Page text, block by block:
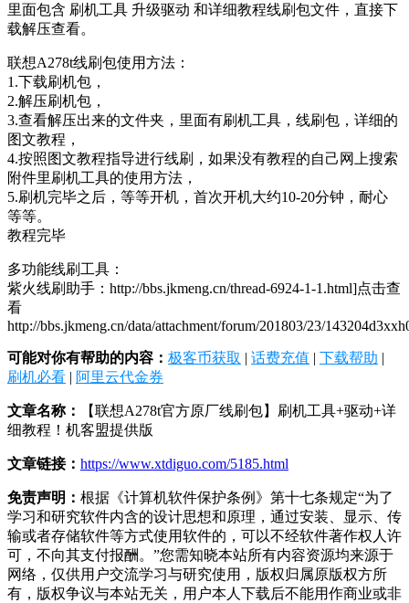
里面包含 刷机工具 升级驱动 和详细教程线刷包文件，直接下
载解压查看。
联想A278t线刷包使用方法：
1.下载刷机包，
2.解压刷机包，
3.查看解压出来的文件夹，里面有刷机工具，线刷包，详细的
图文教程，
4.按照图文教程指导进行线刷，如果没有教程的自己网上搜索
附件里刷机工具的使用方法，
5.刷机完毕之后，等等开机，首次开机大约10-20分钟，耐心
等等。
教程完毕
多功能线刷工具：
紫火线刷助手：http://bbs.jkmeng.cn/thread-6924-1-1.html]点击查
看
http://bbs.jkmeng.cn/data/attachment/forum/201803/23/
可能对你有帮助的内容： 极客币获取 | 话费充值 | 下载帮助 |
刷机必看 | 阿里云代金券
文章名称：
【联想A278t官方原厂线刷包】刷机工具+驱动+详
细教程！机客盟提供版
文章链接： https://www.xtdiguo.com/5185.html
免责声明： 根据《计算机软件保护条例》第十七条规定“为了
学习和研究软件内含的设计思想和原理，通过安装、显示、传
输或者存储软件等方式使用软件的，可以不经软件著作权人许
可，不向其支付报酬。”您需知晓本站所有内容资源均来源于
网络，仅供用户交流学习与研究使用，版权归属原版权方所
有，版权争议与本站无关，用户本人下载后不能用作商业或非